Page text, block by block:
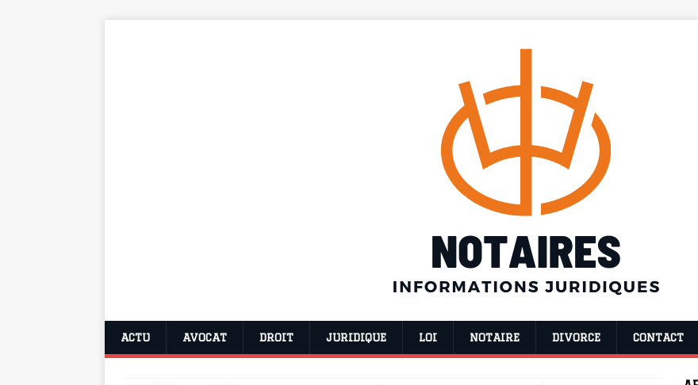
ACTU AVOCAT DROIT JURIDIQUE LOI NOTAIRE DIVORCE CONTACT